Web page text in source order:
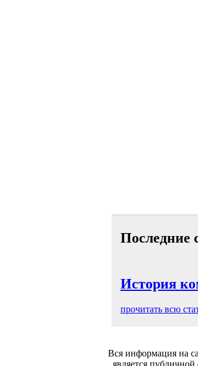
Последние
История
прочитать всю
Вся информация на
является